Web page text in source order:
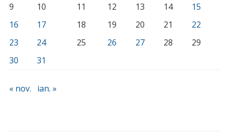
9
10 11 12 13 14
15
16
17 18 19 20 21
22
23
24 25 26 27 28
29
30
31
« nov. ian. »